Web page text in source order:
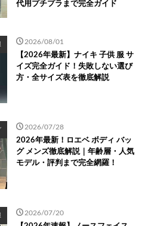
代用プチプラまで完全ガイド
2026/08/01
【2026年最新】ナイキ 子供 服 サ
イズ完全ガイド！失敗しない選び
方・全サイズ表を徹底解説
2026/07/28
2026年最新！ロエベ ボディ バッ
グ メンズ徹底解説｜年齢層・人気
モデル・評判まで完全網羅！
2026/07/20